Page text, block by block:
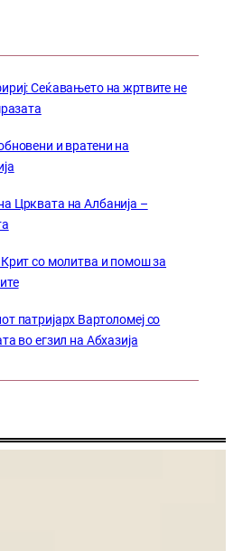
Сеќавањето на жртвите не
и вратени на
Црквата на Албанија –
со молитва и помош за
патријарх Вартоломеј со
во егзил на Абхазија